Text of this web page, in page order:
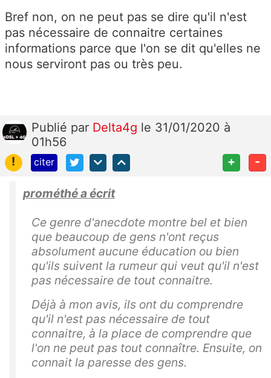
Bref non, on ne peut pas se dire qu'il n'est
pas nécessaire de connaitre certaines
informations parce que l'on se dit qu'elles ne
nous serviront pas ou très peu.
Publié par Delta4g le 31/01/2020 à
01h56
!
citer + -
prométhé a écrit
Ce genre d'anecdote montre bel et bien
que beaucoup de gens n'ont reçus
absolument aucune éducation ou bien
qu'ils suivent la rumeur qui veut qu'il n'est
pas nécessaire de tout connaitre.
Déjà à mon avis, ils ont du comprendre
qu'il n'est pas nécessaire de tout
connaitre, à la place de comprendre que
l'on ne peut pas tout connaître. Ensuite, on
connait la paresse des gens.